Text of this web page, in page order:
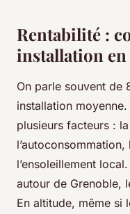
Rentabilité :
installation en
On parle souvent de
installation
plusieurs facteurs :
l’ensoleillement
autour de Grenoble,
En altitude, même si